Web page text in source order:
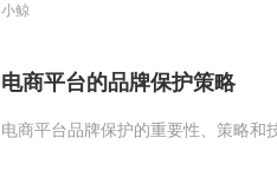
小鲸
电商平台的品牌保护策略
电商平台品牌保护的重要性、策略和